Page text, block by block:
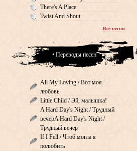
There's A Place
Twist And Shout
Все песни
• Переводы песен
All My Loving / Вот моя
любовь
Little Child / Эй, малышка!
A Hard Day's Night / Трудный
вечерA Hard Day's Night /
Трудный вечер
If I Fell / Чтоб могла я
полюбить